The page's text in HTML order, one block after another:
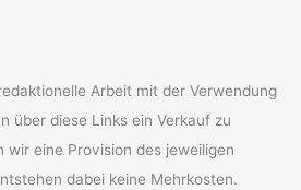
Arbeit mit der Verwendung
über diese Links ein Verkauf zu
wir eine Provision des jeweiligen
dabei keine Mehrkosten.